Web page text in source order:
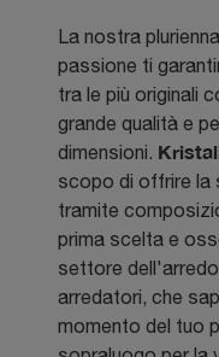
La nostra
passione ti
tra le più originali
grande qualità e
dimensioni.
scopo di offrire la
tramite
prima scelta e
settore
arredatori, che
momento del tuo